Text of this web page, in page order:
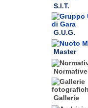
S.I.T.
G.U.G.
Master
Normative
Gallerie